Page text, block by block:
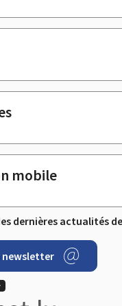
mobile
dernières actualités
newsletter